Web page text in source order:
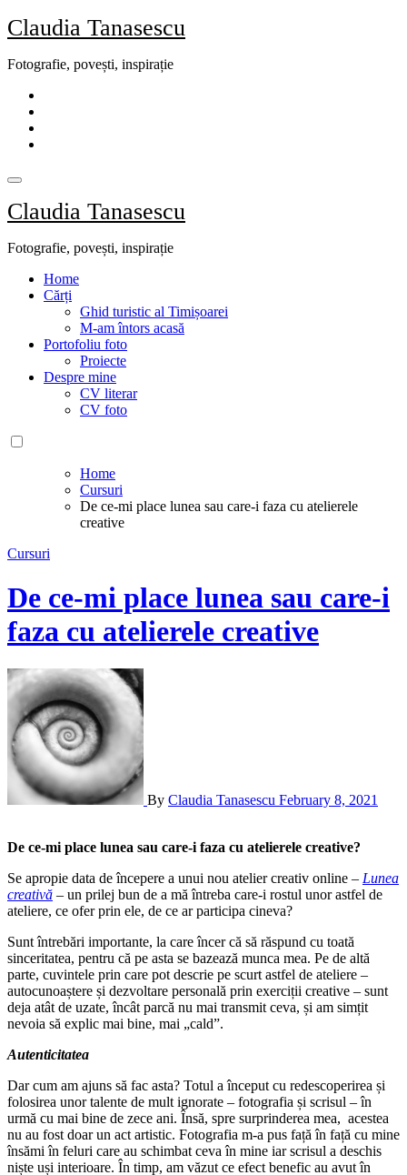
Skip
to
Claudia Tanasescu
Fotografie, povești, inspirație
Claudia Tanasescu
Fotografie, povești, inspirație
Home
Cărți
Ghid turistic al Timișoarei
M-am întors acasă
Portofoliu foto
Proiecte
Despre mine
CV literar
CV foto
Home
Cursuri
De ce-mi place lunea sau care-i faza cu atelierele
creative
Cursuri
De ce-mi place lunea sau care-i
faza cu atelierele creative
By Claudia Tanasescu February 8, 2021
De ce-mi place lunea sau care-i faza cu atelierele creative?
Se apropie data de începere a unui nou atelier creativ online – Lunea
creativă – un prilej bun de a mă întreba care-i rostul unor astfel de
ateliere, ce ofer prin ele, de ce ar participa cineva?
Sunt întrebări importante, la care încer că să răspund cu toată
sinceritatea, pentru că pe asta se bazează munca mea. Pe de altă
parte, cuvintele prin care pot descrie pe scurt astfel de ateliere –
autocunoaștere și dezvoltare personală prin exerciții creative – sunt
deja atât de uzate, încât parcă nu mai transmit ceva, și am simțit
nevoia să explic mai bine, mai „cald”.
Autenticitatea
Dar cum am ajuns să fac asta? Totul a început cu redescoperirea și
folosirea unor talente de mult ignorate – fotografia și scrisul – în
urmă cu mai bine de zece ani. Însă, spre surprinderea mea, acestea
nu au fost doar un act artistic. Fotografia m-a pus față în față cu mine
însămi în feluri care au schimbat ceva în mine iar scrisul a deschis
niște uși interioare. În timp, am văzut ce efect benefic au avut în